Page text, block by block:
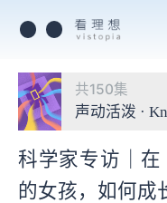
共150集
声动活泼 ·
科学家专访｜
的女孩，如何成